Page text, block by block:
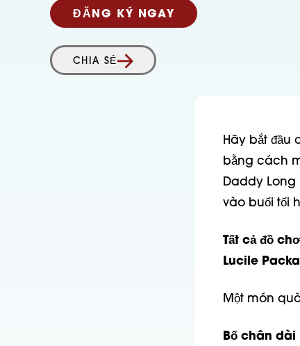
ĐĂNG KÝ NGAY
CHIA SẺ
Hãy bắt đầu
bằng cách
Daddy Long
vào buổi tối
Tất cả đồ
Lucile
Một món
Bố chân dài